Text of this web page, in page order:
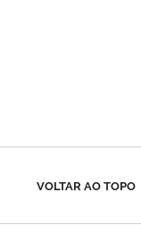
VOLTAR AO TOPO